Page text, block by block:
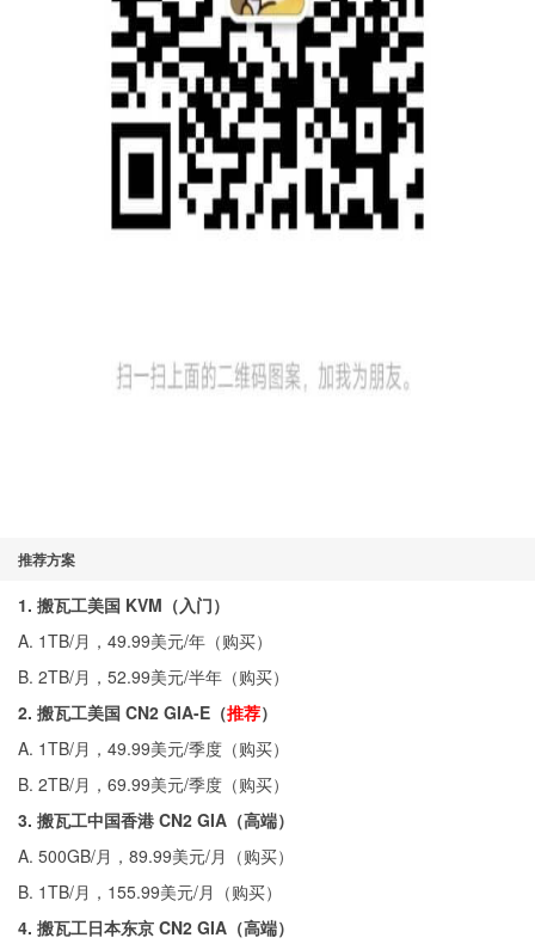
推荐方案
1. 搬瓦工美国 KVM（入门）
A. 1TB/月，49.99美元/年（购买）
B. 2TB/月，52.99美元/半年（购买）
2. 搬瓦工美国 CN2 GIA-E（推荐）
A. 1TB/月，49.99美元/季度（购买）
B. 2TB/月，69.99美元/季度（购买）
3. 搬瓦工中国香港 CN2 GIA（高端）
A. 500GB/月，89.99美元/月（购买）
B. 1TB/月，155.99美元/月（购买）
4. 搬瓦工日本东京 CN2 GIA（高端）